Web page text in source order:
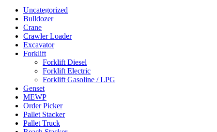
Uncategorized
Bulldozer
Crane
Crawler Loader
Excavator
Forklift
Forklift Diesel
Forklift Electric
Forklift Gasoline / LPG
Genset
MEWP
Order Picker
Pallet Stacker
Pallet Truck